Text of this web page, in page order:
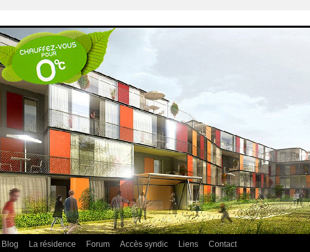
Blog La résidence Forum Accès syndic Liens Contact